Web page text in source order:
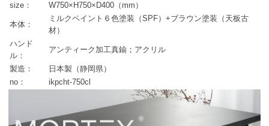
size： W750×H750×D400（mm）
本体：
ミルクペイント６色塗装（SPF）+ブラウン塗装（天板古
材）
ハンド
ル：
アンティーク加工真鍮；アクリル
製造：
日本製（静岡県）
no：
ikpcht-750cl